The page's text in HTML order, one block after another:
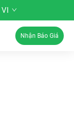
VI
Nhận Báo Giá